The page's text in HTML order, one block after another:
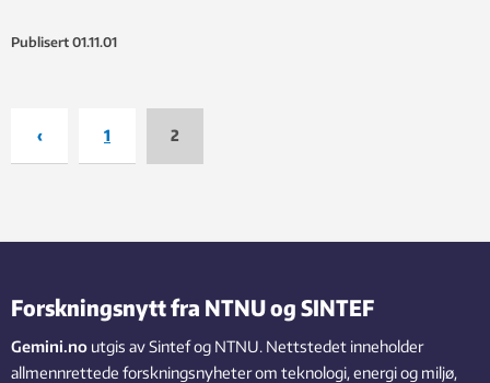
Publisert 01.11.01
‹ 1 2
Forskningsnytt fra NTNU og SINTEF
Gemini.no utgis av Sintef og NTNU. Nettstedet inneholder
allmennrettede forskningsnyheter om teknologi, energi og miljø,